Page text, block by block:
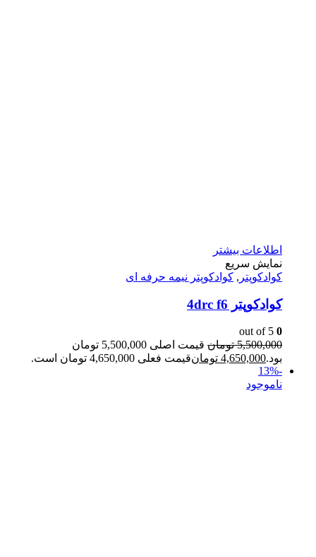
اطلاعات بیشتر
نمایش سریع
کوادکوپتر , کوادکوپتر نیمه حرفه ای
کوادکوپتر 4drc f6
0
5,500,000 تومان
قیمت اصلی 5,500,000 تومان
بود.4,650,000 تومانقیمت فعلی 4,650,000 تومان است.
-13%
ناموجود